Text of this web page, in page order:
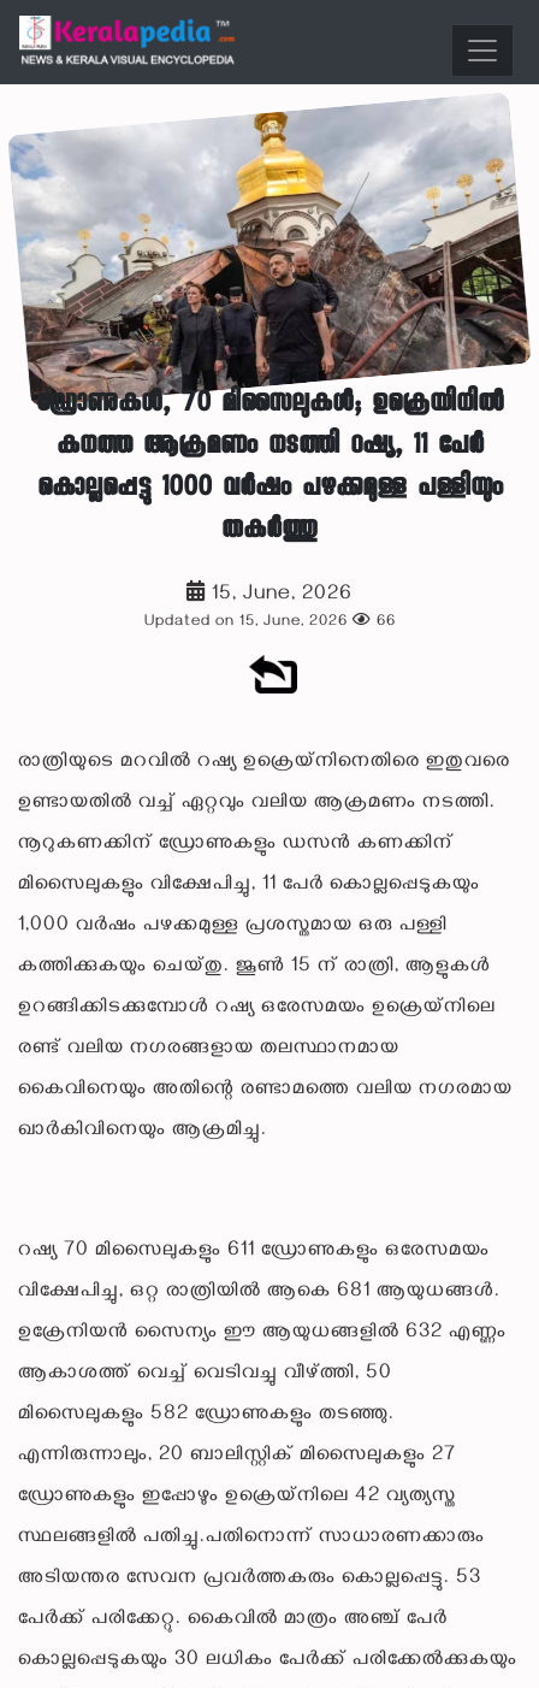
ഡ്രോണുകൾ, 70 മിസൈലുകൾ; ഉക്രെയിനിൽ
കനത്ത ആക്രമണം നടത്തി റഷ്യ, 11 പേർ
കൊല്ലപ്പെട്ടു 1000 വർഷം പഴക്കമുള്ള പള്ളിയും
തകർത്തു
15, June, 2026
Updated on 15, June, 2026 66
രാത്രിയുടെ മറവിൽ റഷ്യ ഉക്രെയ്‌നിനെതിരെ ഇതുവരെ
ഉണ്ടായതിൽ വച്ച് ഏറ്റവും വലിയ ആക്രമണം നടത്തി.
നൂറുകണക്കിന് ഡ്രോണുകളും ഡസൻ കണക്കിന്
മിസൈലുകളും വിക്ഷേപിച്ചു, 11 പേർ കൊല്ലപ്പെടുകയും
1,000 വർഷം പഴക്കമുള്ള പ്രശസ്തമായ ഒരു പള്ളി
കത്തിക്കുകയും ചെയ്തു. ജൂൺ 15 ന് രാത്രി, ആളുകൾ
ഉറങ്ങിക്കിടക്കുമ്പോൾ റഷ്യ ഒരേസമയം ഉക്രെയ്‌നിലെ
രണ്ട് വലിയ നഗരങ്ങളായ തലസ്ഥാനമായ
കൈവിനെയും അതിന്റെ രണ്ടാമത്തെ വലിയ നഗരമായ
ഖാർകിവിനെയും ആക്രമിച്ചു.
റഷ്യ 70 മിസൈലുകളും 611 ഡ്രോണുകളും ഒരേസമയം
വിക്ഷേപിച്ചു, ഒറ്റ രാത്രിയിൽ ആകെ 681 ആയുധങ്ങൾ.
ഉക്രേനിയൻ സൈന്യം ഈ ആയുധങ്ങളിൽ 632 എണ്ണം
ആകാശത്ത് വെച്ച് വെടിവച്ചു വീഴ്ത്തി, 50
മിസൈലുകളും 582 ഡ്രോണുകളും തടഞ്ഞു.
എന്നിരുന്നാലും, 20 ബാലിസ്റ്റിക് മിസൈലുകളും 27
ഡ്രോണുകളും ഇപ്പോഴും ഉക്രെയ്നിലെ 42 വ്യത്യസ്ത
സ്ഥലങ്ങളിൽ പതിച്ചു.പതിനൊന്ന് സാധാരണക്കാരും
അടിയന്തര സേവന പ്രവർത്തകരും കൊല്ലപ്പെട്ടു. 53
പേർക്ക് പരിക്കേറ്റു. കൈവിൽ മാത്രം അഞ്ച് പേർ
കൊല്ലപ്പെടുകയും 30 ലധികം പേർക്ക് പരിക്കേൽക്കുകയും